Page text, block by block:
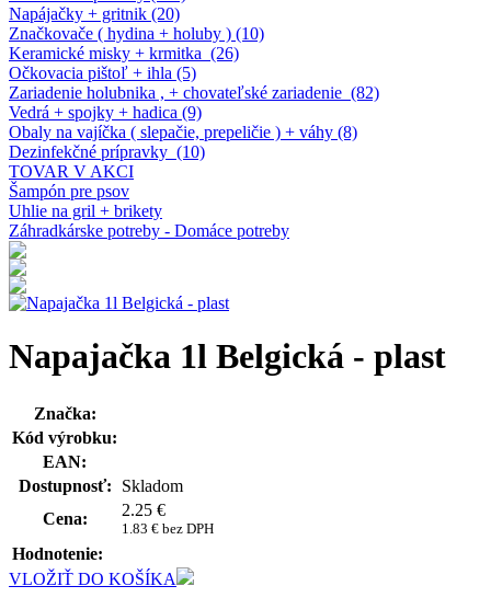
Napájačky + gritnik (20)
Značkovače ( hydina + holuby ) (10)
Keramické misky + krmitka (26)
Očkovacia pištoľ + ihla (5)
Zariadenie holubnika , + chovateľské zariadenie (82)
Vedrá + spojky + hadica (9)
Obaly na vajíčka ( slepačie, prepeličie ) + váhy (8)
Dezinfekčné prípravky (10)
TOVAR V AKCI
Šampón pre psov
Uhlie na gril + brikety
Záhradkárske potreby - Domáce potreby
Napajačka 1l Belgická - plast
Značka:
Kód výrobku:
EAN:
Dostupnosť:
Skladom
Cena:
2.25 €
1.83 € bez DPH
Hodnotenie:
VLOŽIŤ DO KOŠÍKA